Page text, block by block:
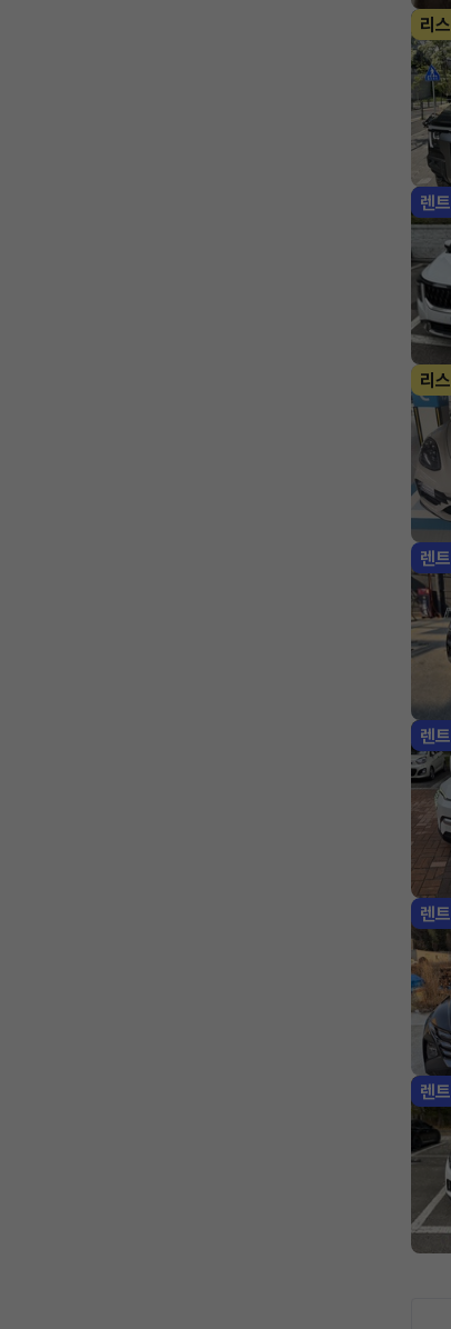
리스
렌트
리스
렌트
렌트
렌트
렌트